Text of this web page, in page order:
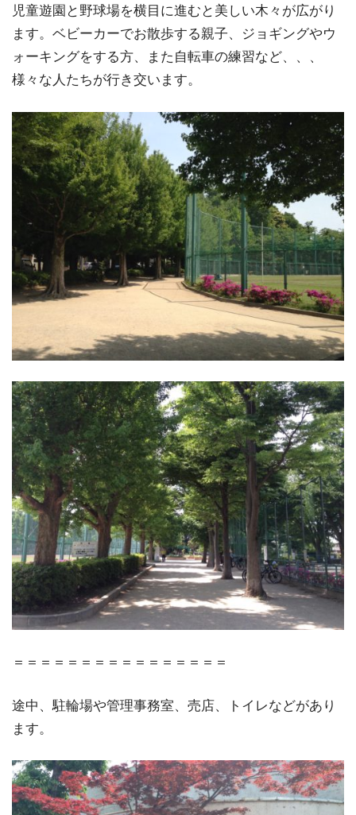
児童遊園と野球場を横目に進むと美しい木々が広がり
ます。ベビーカーでお散歩する親子、ジョギングやウ
ォーキングをする方、また自転車の練習など、、、
様々な人たちが行き交います。
＝＝＝＝＝＝＝＝＝＝＝＝＝＝＝＝
途中、駐輪場や管理事務室、売店、トイレなどがあり
ます。